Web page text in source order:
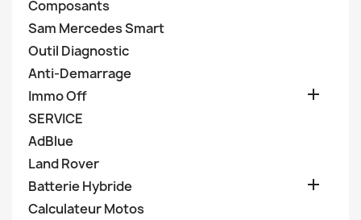
Composants
Sam Mercedes Smart
Outil Diagnostic
Anti-Demarrage
Immo Off

SERVICE
AdBlue
Land Rover
Batterie Hybride

Calculateur Motos